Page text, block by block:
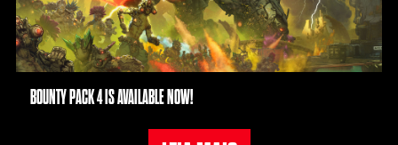
BOUNTY PACK 4 IS AVAILABLE NOW!